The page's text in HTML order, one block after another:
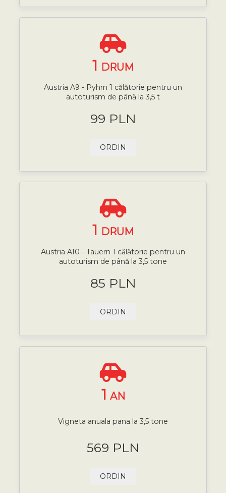
1 DRUM
Austria A9 - Pyhrn 1 călătorie pentru un
autoturism de până la 3,5 t
99 PLN
ORDIN
1 DRUM
Austria A10 - Tauern 1 călătorie pentru un
autoturism de până la 3,5 tone
85 PLN
ORDIN
1 AN
Vigneta anuala pana la 3,5 tone
569 PLN
ORDIN